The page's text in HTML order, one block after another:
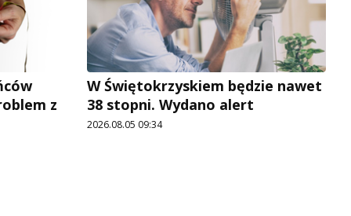
z
W Świętokrzyskiem będzie nawet
38 stopni. Wydano alert
2026.08.05 09:34